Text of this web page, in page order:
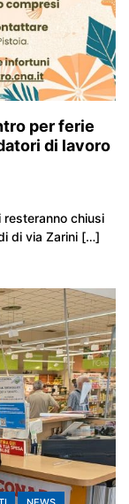
per ferie
di lavoro
resteranno chiusi
di via Zarini […]